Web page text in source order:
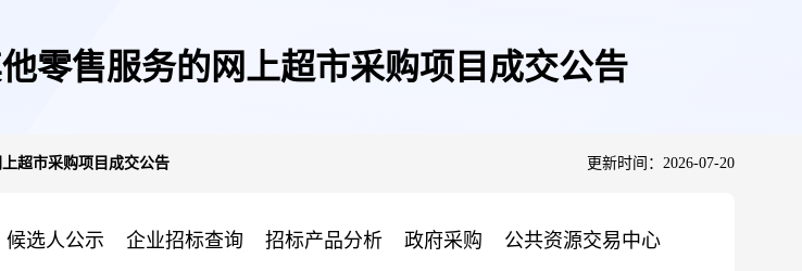
零售服务的网上超市采购项目成交公告
超市采购项目成交公告 更新时间：2026-07-20
候选人公示 企业招标查询 招标产品分析 政府采购 公共资源交易中心